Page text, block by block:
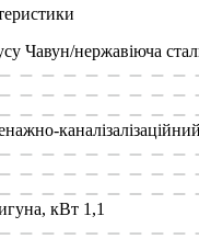
Чавун/нержавіюча
каналізалізаційний
кВт 1,1